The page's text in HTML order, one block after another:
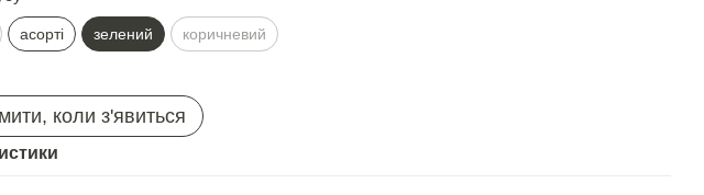
асорті зелений коричневий
коли з'явиться